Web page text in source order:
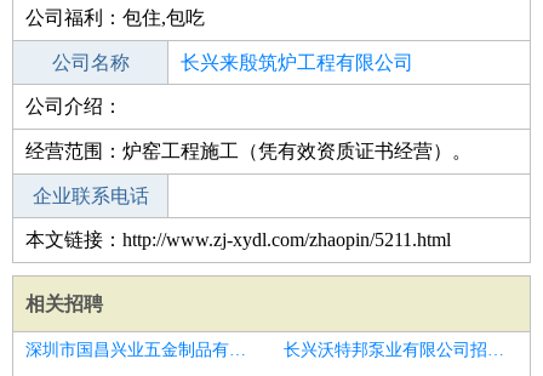
其他行业 火锅
公司福利：包住,包吃
公司名称 长兴来殷筑炉工程有限公司
公司类型
公司介绍：
经营范围：炉窑工程施工（凭有效资质证书经营）。
企业联系电话
本文链接：http://www.zj-xydl.com/zhaopin/5211.html
相关招聘
深圳市国昌兴业五金制品有限公司招聘服务员
长兴沃特邦泵业有限公司招聘张士附近烤肉招聘服务员2